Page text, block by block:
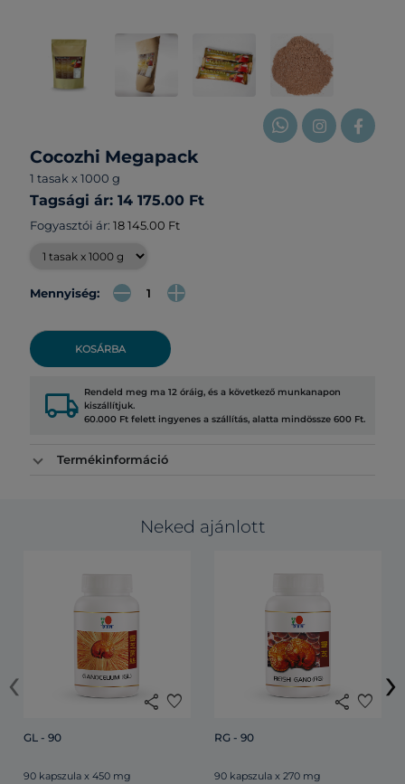
Cocozhi Megapack
1 tasak x 1000 g
Tagsági ár: 14 175.00 Ft
Fogyasztói ár: 18 145.00 Ft
Mennyiség:
KOSÁRBA
local_shipping Rendeld meg ma 12 óráig, és a következő munkanapon
kiszállítjuk.
60.000 Ft felett ingyenes a szállítás, alatta mindössze 600 Ft.
Termékinformáció
Neked ajánlott
share favorite
GL - 90
90 kapszula x 450 mg
share favorite
RG - 90
90 kapszula x 270 mg
‹ ›